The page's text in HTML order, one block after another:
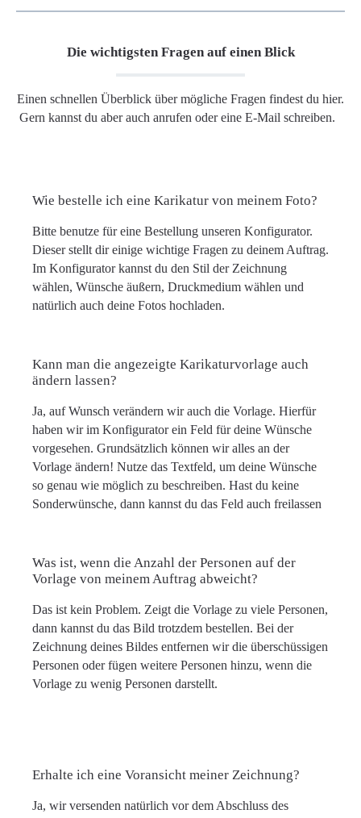
Die wichtigsten Fragen auf einen Blick
Einen schnellen Überblick über mögliche Fragen findest du hier.
Gern kannst du aber auch anrufen oder eine E-Mail schreiben.
Wie bestelle ich eine Karikatur von meinem Foto?
Bitte benutze für eine Bestellung unseren Konfigurator.
Dieser stellt dir einige wichtige Fragen zu deinem Auftrag.
Im Konfigurator kannst du den Stil der Zeichnung
wählen, Wünsche äußern, Druckmedium wählen und
natürlich auch deine Fotos hochladen.
Kann man die angezeigte Karikaturvorlage auch
ändern lassen?
Ja, auf Wunsch verändern wir auch die Vorlage. Hierfür
haben wir im Konfigurator ein Feld für deine Wünsche
vorgesehen. Grundsätzlich können wir alles an der
Vorlage ändern! Nutze das Textfeld, um deine Wünsche
so genau wie möglich zu beschreiben. Hast du keine
Sonderwünsche, dann kannst du das Feld auch freilassen
Was ist, wenn die Anzahl der Personen auf der
Vorlage von meinem Auftrag abweicht?
Das ist kein Problem. Zeigt die Vorlage zu viele Personen,
dann kannst du das Bild trotzdem bestellen. Bei der
Zeichnung deines Bildes entfernen wir die überschüssigen
Personen oder fügen weitere Personen hinzu, wenn die
Vorlage zu wenig Personen darstellt.
Erhalte ich eine Voransicht meiner Zeichnung?
Ja, wir versenden natürlich vor dem Abschluss des